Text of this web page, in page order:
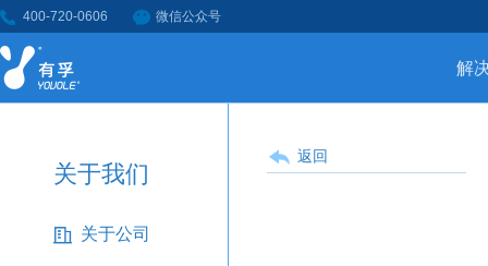
400-720-0606 微信公众号
解
关于我们
关于公司
返回